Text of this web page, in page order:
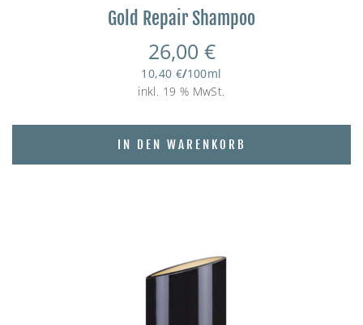
Gold Repair Shampoo
26,00 €
10,40 €/100ml
inkl. 19 % MwSt.
IN DEN WARENKORB